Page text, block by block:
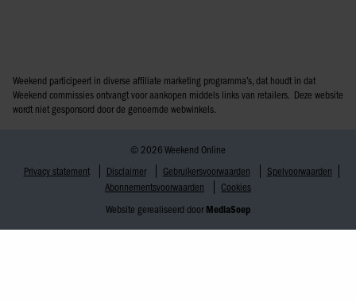
Weekend participeert in diverse affiliate marketing programma’s, dat houdt in dat
Weekend commissies ontvangt voor aankopen middels links van retailers. Deze website
wordt niet gesponsord door de genoemde webwinkels.
© 2026 Weekend Online
Privacy statement
Disclaimer Gebruikersvoorwaarden
Spelvoorwaarden
Abonnementsvoorwaarden
Cookies
Website gerealiseerd door MediaSoep